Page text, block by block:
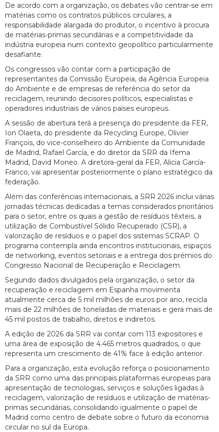
De acordo com a organização, os debates vão centrar-se em
matérias como os contratos públicos circulares, a
responsabilidade alargada do produtor, o incentivo à procura
de matérias-primas secundárias e a competitividade da
indústria europeia num contexto geopolítico particularmente
desafiante.
Os congressos vão contar com a participação de
representantes da Comissão Europeia, da Agência Europeia
do Ambiente e de empresas de referência do setor da
reciclagem, reunindo decisores políticos, especialistas e
operadores industriais de vários países europeus.
A sessão de abertura terá a presença do presidente da FER,
Ion Olaeta, do presidente da Recycling Europe, Olivier
François, do vice-conselheiro do Ambiente da Comunidade
de Madrid, Rafael García, e do diretor da SRR da Ifema
Madrid, David Moneo. A diretora-geral da FER, Alicia García-
Franco, vai apresentar posteriormente o plano estratégico da
federação.
Além das conferências internacionais, a SRR 2026 inclui várias
jornadas técnicas dedicadas a temas considerados prioritários
para o setor, entre os quais a gestão de resíduos têxteis, a
utilização de Combustível Sólido Recuperado (CSR), a
valorização de resíduos e o papel dos sistemas SCRAP. O
programa contempla ainda encontros institucionais, espaços
de networking, eventos setoriais e a entrega dos prémios do
Congresso Nacional de Recuperação e Reciclagem.
Segundo dados divulgados pela organização, o setor da
recuperação e reciclagem em Espanha movimenta
atualmente cerca de 5 mil milhões de euros por ano, recicla
mais de 22 milhões de toneladas de materiais e gera mais de
45 mil postos de trabalho, diretos e indiretos.
A edição de 2026 da SRR vai contar com 113 expositores e
uma área de exposição de 4.465 metros quadrados, o que
representa um crescimento de 41% face à edição anterior.
Para a organização, esta evolução reforça o posicionamento
da SRR como uma das principais plataformas europeias para
apresentação de tecnologias, serviços e soluções ligadas à
reciclagem, valorização de resíduos e utilização de matérias-
primas secundárias, consolidando igualmente o papel de
Madrid como centro de debate sobre o futuro da economia
circular no sul da Europa.